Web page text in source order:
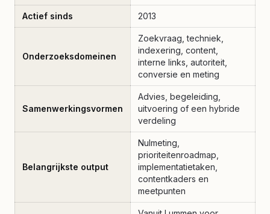
Actief sinds 2013
Onderzoeksdomeinen
Zoekvraag, techniek,
indexering, content,
interne links, autoriteit,
conversie en meting
Samenwerkingsvormen
Advies, begeleiding,
uitvoering of een hybride
verdeling
Belangrijkste output
Nulmeting,
prioriteitenroadmap,
implementatietaken,
contentkaders en
meetpunten